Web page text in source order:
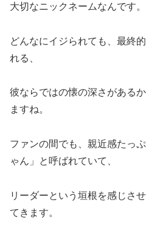
大切なニックネームなんです。
どんなにイジられても、最終
れる、
彼ならではの懐の深さがある
ますね。
ファンの間でも、親近感たっ
ゃん」と呼ばれていて、
リーダーという垣根を感じさ
てきます。